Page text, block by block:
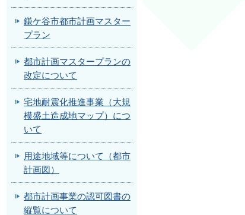
鎌ケ谷市都市計画マスター
プラン
都市計画マスタープランの
改定について
宅地耐震化推進事業（大規
模盛土造成地マップ）につ
いて
用途地域等について（都市
計画図）
都市計画事業の認可図書の
縦覧について